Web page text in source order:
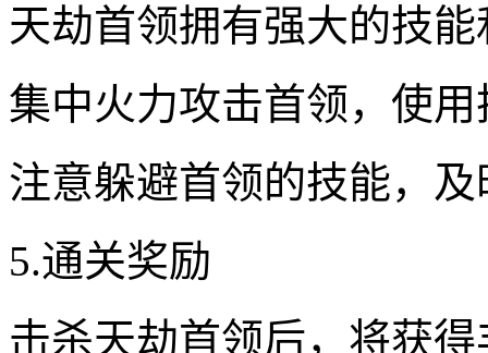
天劫首领拥有强大的技
集中火力攻击首领，使
注意躲避首领的技能，
5.通关奖励
击杀天劫首领后，将获